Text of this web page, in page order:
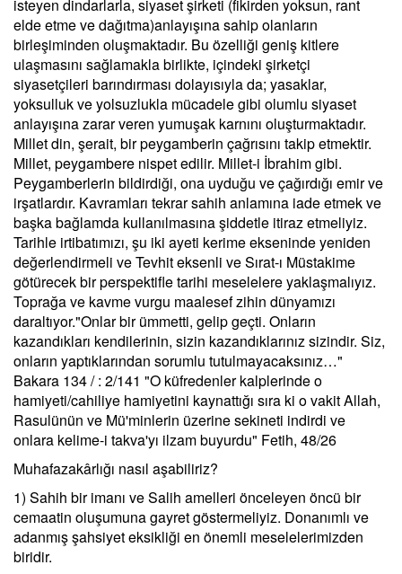
isteyen dindarlarla, siyaset şirketi (fikirden yoksun, rant
elde etme ve dağıtma)anlayışına sahip olanların
birleşiminden oluşmaktadır. Bu özelliği geniş kitlere
ulaşmasını sağlamakla birlikte, içindeki şirketçi
siyasetçileri barındırması dolayısıyla da; yasaklar,
yoksulluk ve yolsuzlukla mücadele gibi olumlu siyaset
anlayışına zarar veren yumuşak karnını oluşturmaktadır.
Millet din, şerait, bir peygamberin çağrısını takip etmektir.
Millet, peygambere nispet edilir. Millet-i İbrahim gibi.
Peygamberlerin bildirdiği, ona uyduğu ve çağırdığı emir ve
irşatlardır. Kavramları tekrar sahih anlamına iade etmek ve
başka bağlamda kullanılmasına şiddetle itiraz etmeliyiz.
Tarihle irtibatımızı, şu iki ayeti kerime ekseninde yeniden
değerlendirmeli ve Tevhit eksenli ve Sırat-ı Müstakime
götürecek bir perspektifle tarihi meselelere yaklaşmalıyız.
Toprağa ve kavme vurgu maalesef zihin dünyamızı
daraltıyor."Onlar bir ümmetti, gelip geçti. Onların
kazandıkları kendilerinin, sizin kazandıklarınız sizindir. Siz,
onların yaptıklarından sorumlu tutulmayacaksınız…"
Bakara 134 / : 2/141 "O küfredenler kalplerinde o
hamiyeti/cahiliye hamiyetini kaynattığı sıra ki o vakit Allah,
Rasulünün ve Mü'minlerin üzerine sekineti indirdi ve
onlara kelime-i takva'yı ilzam buyurdu" Fetih, 48/26
Muhafazakârlığı nasıl aşabiliriz?
1) Sahih bir imanı ve Salih amelleri önceleyen öncü bir
cemaatin oluşumuna gayret göstermeliyiz. Donanımlı ve
adanmış şahsiyet eksikliği en önemli meselelerimizden
biridir.